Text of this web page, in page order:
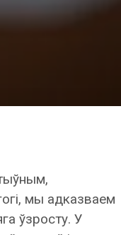
мы адказваем
ўзросту. У